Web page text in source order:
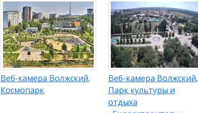
Веб-камера Волжский,
Космопарк
Веб-камера Волжский,
Парк культуры и
отдыха